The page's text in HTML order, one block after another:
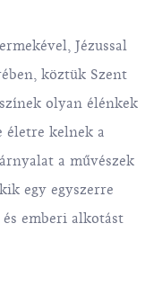
Jézussal
köztük Szent
olyan élénkek
életre kelnek a
a művészek
egy egyszerre
és emberi alkotást